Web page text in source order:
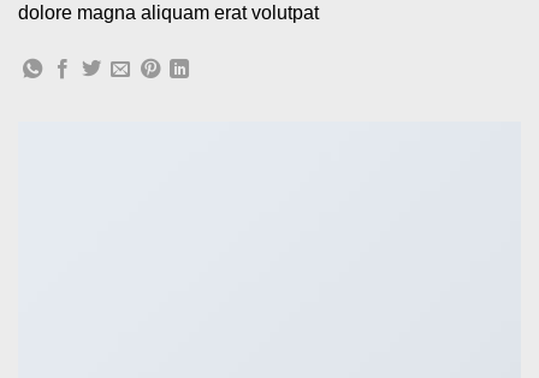
dolore magna aliquam erat volutpat